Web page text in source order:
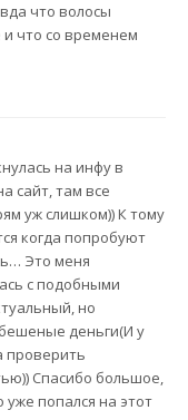
что волосы
что со временем
на инфу в
сайт, там все
уж слишком)) К тому
когда попробуют
Это меня
с подобными
но
деньги(И у
проверить
Спасибо большое,
уже попался на этот